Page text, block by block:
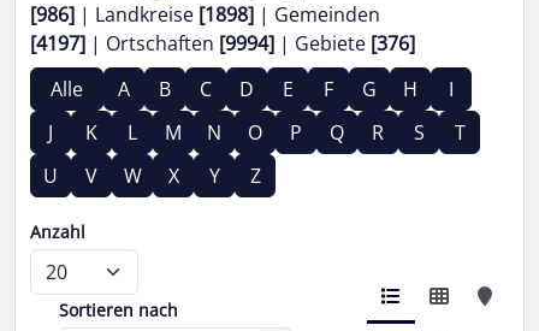
[986]
Landkreise [1898]
Gemeinden
[4197]
Ortschaften [9994] Gebiete [376]
Alle
A B C D E F G H
I
J
K L M N O P Q R S
T
U
V W X Y Z
Anzahl
Sortieren nach